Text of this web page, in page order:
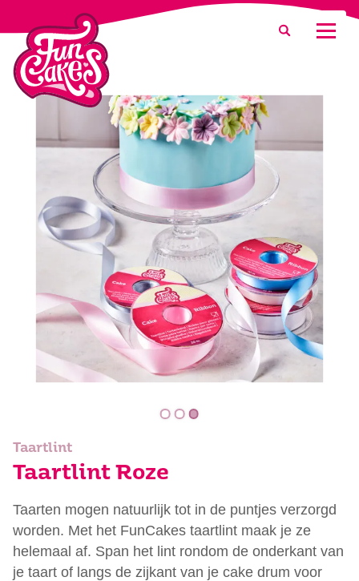
Waar ben je naar op zoek?
Zoeken
Taartlint
Taartlint Roze
Taarten mogen natuurlijk tot in de puntjes verzorgd
worden. Met het FunCakes taartlint maak je ze
helemaal af. Span het lint rondom de onderkant van
je taart of langs de zijkant van je cake drum voor